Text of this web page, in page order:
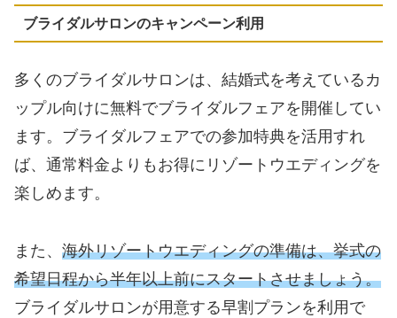
ブライダルサロンのキャンペーン利用
多くのブライダルサロンは、結婚式を考えているカ
ップル向けに無料でブライダルフェアを開催してい
ます。ブライダルフェアでの参加特典を活用すれ
ば、通常料金よりもお得にリゾートウエディングを
楽しめます。
また、 海外リゾートウエディングの準備は、挙式の
希望日程から半年以上前にスタートさせましょう。
ブライダルサロンが用意する早割プランを利用で